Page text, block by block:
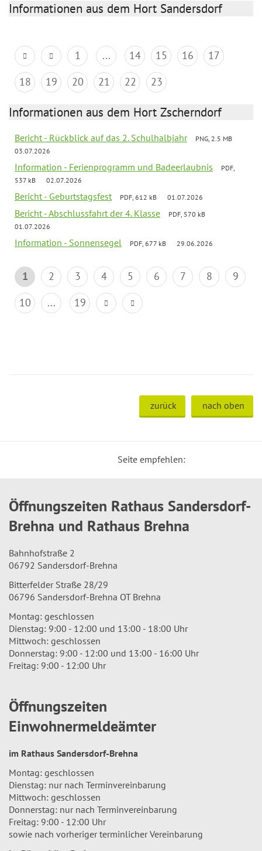
Informationen aus dem Hort Sandersdorf
1 ... 14 15 16
17
18
19 20 21 22 23
Informationen aus dem Hort Zscherndorf
Bericht - Rückblick auf das 2. Schulhalbjahr
PNG, 2.5 MB
03.07.2026
Information - Ferienprogramm und Badeerlaubnis
PDF,
537 kB
02.07.2026
Bericht - Geburtstagsfest PDF, 612 kB 01.07.2026
Bericht - Abschlussfahrt der 4. Klasse
PDF, 570 kB
01.07.2026
Information - Sonnensegel PDF, 677 kB 29.06.2026
1 2 3 4 5 6 7 8
9
10
... 19
zurück nach oben
Seite empfehlen:
Öffnungszeiten Rathaus Sandersdorf-
Brehna und Rathaus Brehna
Bahnhofstraße 2
06792 Sandersdorf-Brehna
Bitterfelder Straße 28/29
06796 Sandersdorf-Brehna OT Brehna
Montag: geschlossen
Dienstag: 9:00 - 12:00 und 13:00 - 18:00 Uhr
Mittwoch: geschlossen
Donnerstag: 9:00 - 12:00 und 13:00 - 16:00 Uhr
Freitag: 9:00 - 12:00 Uhr
Öffnungszeiten
Einwohnermeldeämter
im Rathaus Sandersdorf-Brehna
Montag: geschlossen
Dienstag: nur nach Terminvereinbarung
Mittwoch: geschlossen
Donnerstag: nur nach Terminvereinbarung
Freitag: 9:00 - 12:00 Uhr
sowie nach vorheriger terminlicher Vereinbarung